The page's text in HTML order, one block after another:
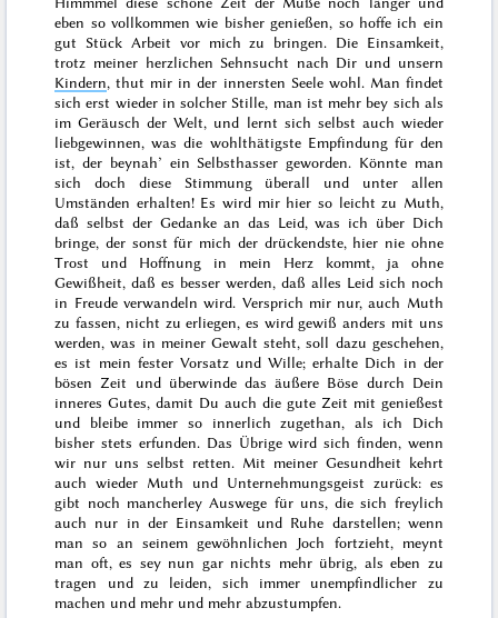
eben so vollkommen wie bisher genießen, so hoffe ich ein
gut Stück Arbeit vor mich zu bringen. Die Einsamkeit,
trotz meiner herzlichen Sehnsucht nach Dir und unsern
Kindern, thut mir in der innersten Seele wohl. Man findet
sich erst wieder in solcher Stille, man ist mehr bey sich als
im Geräusch der Welt, und lernt sich selbst auch wieder
liebgewinnen, was die wohlthätigste Empfindung für den
ist, der beynah’ ein Selbsthasser geworden. Könnte man
sich doch diese Stimmung überall und unter allen
Umständen erhalten! Es wird mir hier so leicht zu Muth,
daß selbst der Gedanke an das Leid, was ich über Dich
bringe, der sonst für mich der drückendste, hier nie ohne
Trost und Hoffnung in mein Herz kommt, ja ohne
Gewißheit, daß es besser werden, daß alles Leid sich noch
in Freude verwandeln wird. Versprich mir nur, auch Muth
zu fassen, nicht zu erliegen, es wird gewiß anders mit uns
werden, was in meiner Gewalt steht, soll dazu geschehen,
es ist mein fester Vorsatz und Wille; erhalte Dich in der
bösen Zeit und überwinde das äußere Böse durch Dein
inneres Gutes, damit Du auch die gute Zeit mit genießest
und bleibe immer so innerlich zugethan, als ich Dich
bisher stets erfunden. Das Übrige wird sich finden, wenn
wir nur uns selbst retten. Mit meiner Gesundheit kehrt
auch wieder Muth und Unternehmungsgeist zurück: es
gibt noch mancherley Auswege für uns, die sich freylich
auch nur in der Einsamkeit und Ruhe darstellen; wenn
man so an seinem gewöhnlichen Joch fortzieht, meynt
man oft, es sey nun gar nichts mehr übrig, als eben zu
tragen und zu leiden, sich immer unempfindlicher zu
machen und mehr und mehr abzustumpfen.